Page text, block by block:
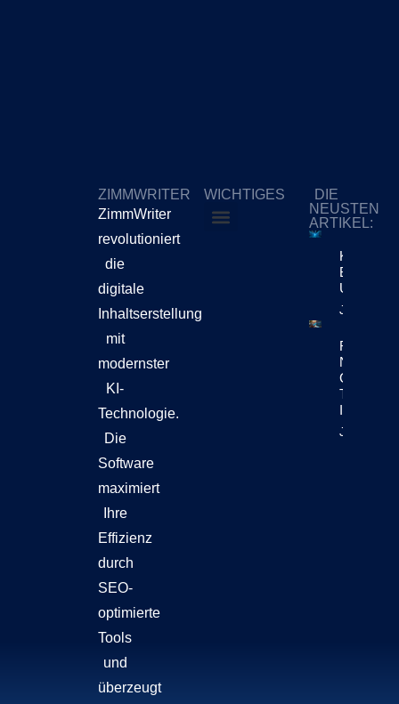
ZIMMWRITER
ZimmWriter
revolutioniert
die
digitale
Inhaltserstellung
mit
modernster
KI-
Technologie.
Die
Software
maximiert
Ihre
Effizienz
durch
SEO-
optimierte
Tools
und
überzeugt
WICHTIGES
DIE
NEUSTEN
ARTIKEL:
KI-
Bewegt
Jetzt
Reuters
News
Chatbots
Teil Der
Jetzt